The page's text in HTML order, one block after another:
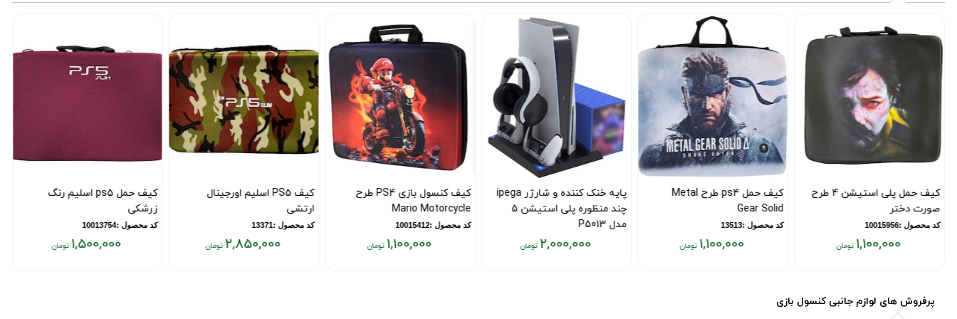
کیف حمل پلی استیشن 4 طرح
صورت دختر
کد محصول :10015956
1,100,000
۱,۱۰۰,۰۰۰
تومان
کیف حمل ps4 طرح Metal
Gear Solid
کد محصول :13513
1,100,000
تومان
پایه خنک کننده و شارژر ipega
چند منظوره پلی استیشن 5
مدل P5013
کد محصول :123072,000,000
کیف کنسول بازی PS4 طرح
Mario Motorcycle
کد محصول :10015412
1,100,000
کیف PS5 اسلیم اورجینال
ارتشی
کد محصول :13371
2,850,000
کیف حمل ps5 اسلیم رنگ
زرشکی
کد محصول :10013754
1,500,000
پرفروش های لوازم جانبی کنسول بازی